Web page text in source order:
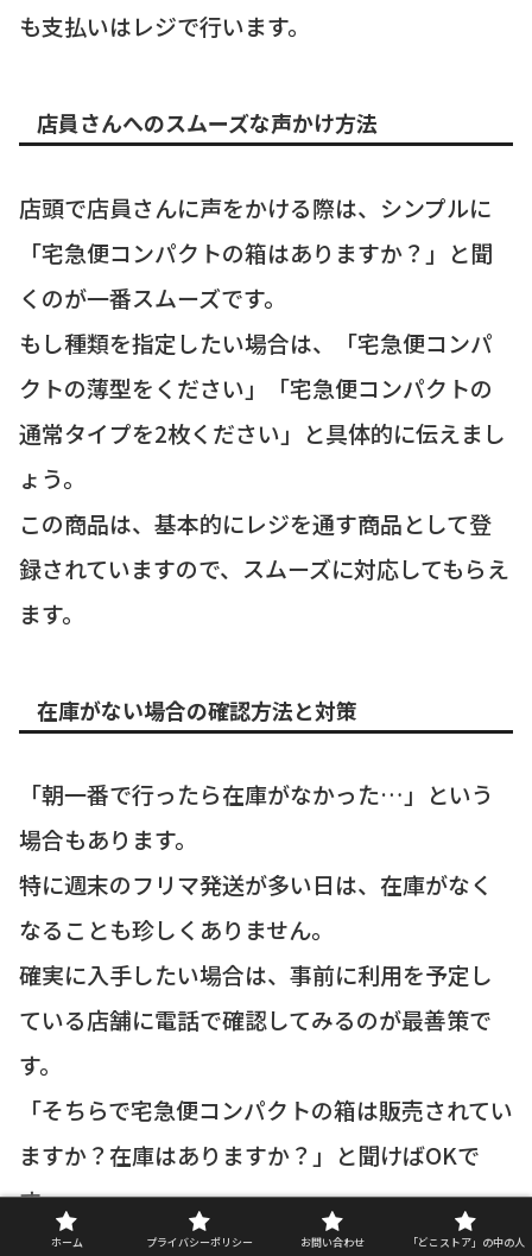
も支払いはレジで行います。
店員さんへのスムーズな声かけ方法
店頭で店員さんに声をかける際は、シンプルに
「宅急便コンパクトの箱はありますか？」と聞
くのが一番スムーズです。
もし種類を指定したい場合は、「宅急便コンパ
クトの薄型をください」「宅急便コンパクトの
通常タイプを2枚ください」と具体的に伝えまし
ょう。
この商品は、基本的にレジを通す商品として登
録されていますので、スムーズに対応してもらえ
ます。
在庫がない場合の確認方法と対策
「朝一番で行ったら在庫がなかった…」という
場合もあります。
特に週末のフリマ発送が多い日は、在庫がなく
なることも珍しくありません。
確実に入手したい場合は、事前に利用を予定し
ている店舗に電話で確認してみるのが最善策で
す。
「そちらで宅急便コンパクトの箱は販売されてい
ますか？在庫はありますか？」と聞けばOKで
す。
もし在庫がない場合は、すぐにヤマト運輸の公
ホーム プライバシーポリシー お問い合わせ 「どこストア」の中の人